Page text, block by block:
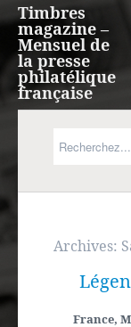
Timbres
magazine –
Mensuel de
la presse
philatélique
française
Expression
Outre-mer
Archives:
France,